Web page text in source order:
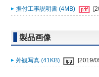
据付工事説明書 (4MB)
製品画像
外観写真 (41KB) [2019/